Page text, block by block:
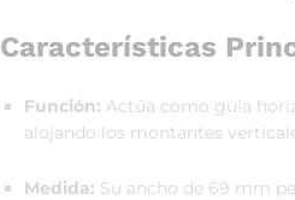
Características
Función: Actúa como guía
alojando los montantes
Medida: Su ancho de 69 mm